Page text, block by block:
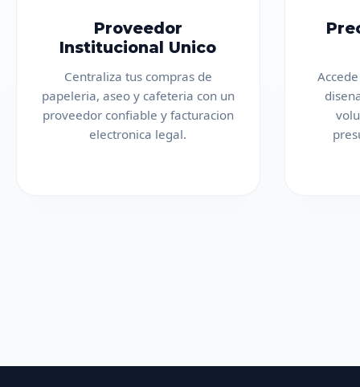
Proveedor
Institucional Unico
Centraliza tus compras de
papeleria, aseo y cafeteria con un
proveedor confiable y facturacion
electronica legal.